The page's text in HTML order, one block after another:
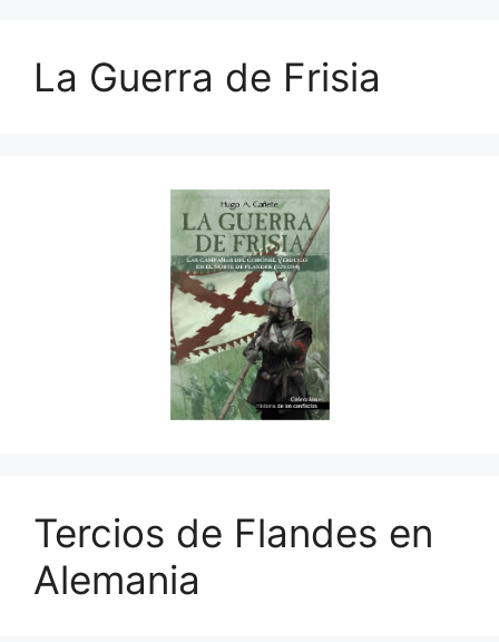
La Guerra de Frisia
Tercios de Flandes en
Alemania